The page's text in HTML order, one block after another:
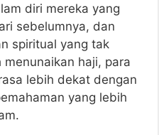
diri mereka yang
sebelumnya, dan
spiritual yang tak
haji, para
lebih dekat dengan
yang lebih